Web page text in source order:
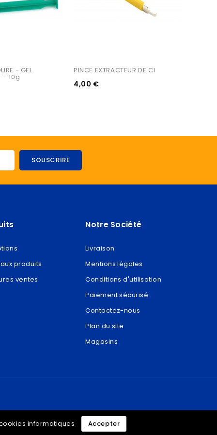
- GEL
- 10g
PINCE EXTRACTEUR DE CI
4,00 €
produits
ventes
Notre Société
Livraison
Mentions légales
Conditions d'utilisation
Paiement sécurisé
Contactez-nous
Plan du site
Magasins
informatiques Accepter